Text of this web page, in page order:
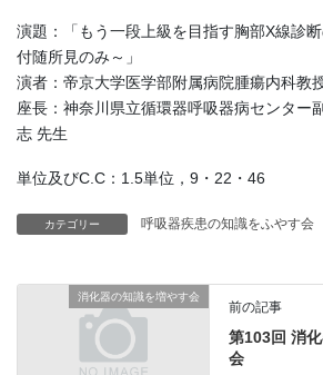
演題：「もう一段上級を目指す胸部X線診
付随所見のみ～」
演者：帝京大学医学部附属病院腫瘍内
座長：神奈川県立循環器呼吸器病セン
志 先生
単位及びC.C：1.5単位，9・22・46
カテゴリー 呼吸器疾患の知識をふやす会
消化器の知識を増やす会
前の記事
第103回 消
会